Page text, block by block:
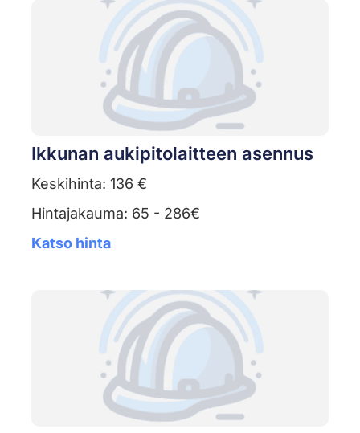
Ikkunan aukipitolaitteen asennus
Keskihinta: 136 €
Hintajakauma: 65 - 286€
Katso hinta